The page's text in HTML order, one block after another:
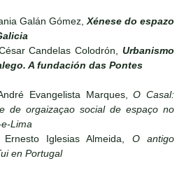
Galán Gómez,Xénese do espazo
Candelas Colodrón, Urbanismo
A fundación das Pontes
Evangelista Marques,O Casal:
de orgaizaçao social de espaço no
Lima
Iglesias Almeida, O antigo
en Portugal